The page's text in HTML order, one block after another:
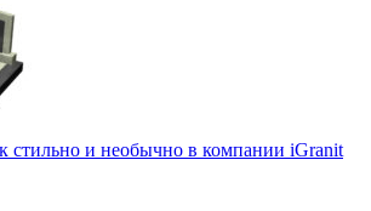
стильно и необычно в компании iGranit